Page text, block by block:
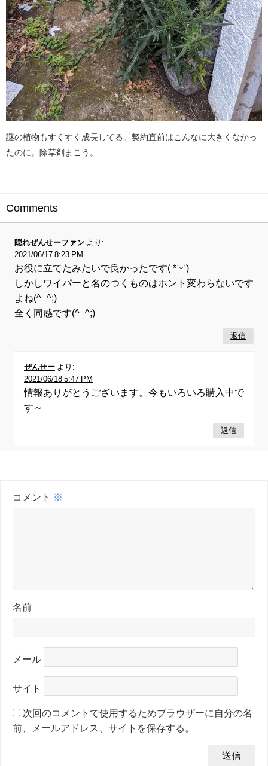
謎の植物もすくすく成長してる。契約直前はこんなに大きくなかっ
たのに。除草剤まこう。
Comments
隠れぜんせーファン より:
2021/06/17 8:23 PM
お役に立てたみたいで良かったです( *ˊᵕˋ)
しかしワイパーと名のつくものはホント変わらないです
よね(^_^;)
全く同感です(^_^;)
返信
ぜんせー より:
2021/06/18 5:47 PM
情報ありがとうございます。今もいろいろ購入中で
す～
返信
コメント ※
名前
メール
サイト
次回のコメントで使用するためブラウザーに自分の名
前、メールアドレス、サイトを保存する。